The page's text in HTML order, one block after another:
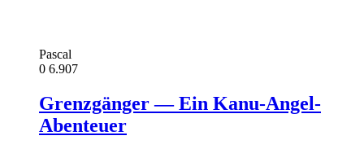
Pascal
0 6.907
Grenzgänger — Ein Kanu-Angel-
Abenteuer